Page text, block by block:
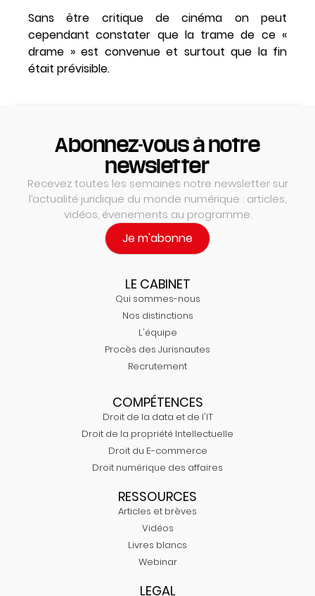
Sans être critique de cinéma on peut
cependant constater que la trame de ce «
drame » est convenue et surtout que la fin
était prévisible.
Abonnez-vous à notre
newsletter
Recevez toutes les semaines notre newsletter sur
l’actualité juridique du monde numérique : articles,
vidéos, évenements au programme.
Je m'abonne
LE CABINET
Qui sommes-nous
Nos distinctions
L'équipe
Procès des Jurisnautes
Recrutement
COMPÉTENCES
Droit de la data et de l'IT
Droit de la propriété Intellectuelle
Droit du E-commerce
Droit numérique des affaires
RESSOURCES
Articles et brèves
Vidéos
Livres blancs
Webinar
LEGAL